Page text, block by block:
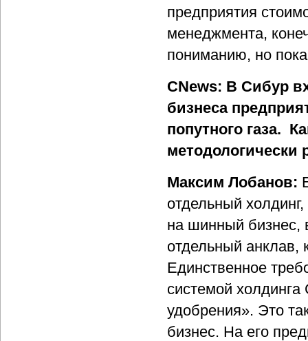
предприятия
менеджмента,
пониманию, но пока
CNews: В Сибур
бизнеса
попутного газа.
методологически
Максим Лобанов:
отдельный
на шинный бизнес,
отдельный анклав,
Единственное
системой
удобрения». Это
бизнес. На его